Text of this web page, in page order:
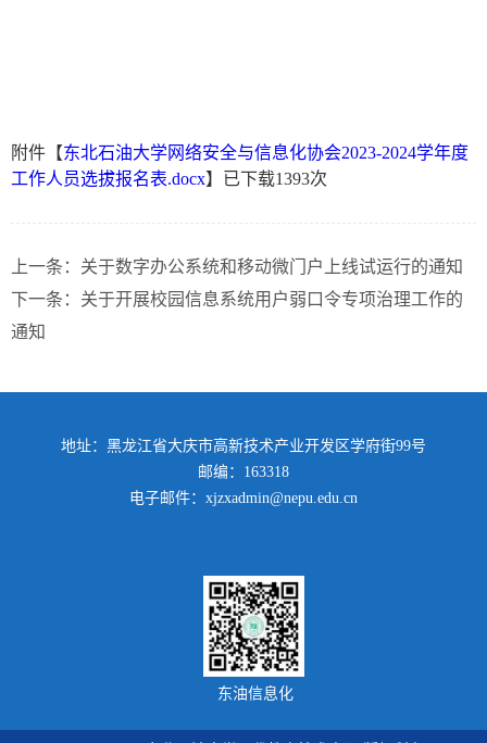
附件【东北石油大学网络安全与信息化协会2023-2024学年度
工作人员选拔报名表.docx】已下载1393次
上一条： 关于数字办公系统和移动微门户上线试运行的通知
下一条： 关于开展校园信息系统用户弱口令专项治理工作的
通知
地址：黑龙江省大庆市高新技术产业开发区学府街99号
邮编：163318
电子邮件：xjzxadmin@nepu.edu.cn
东油信息化